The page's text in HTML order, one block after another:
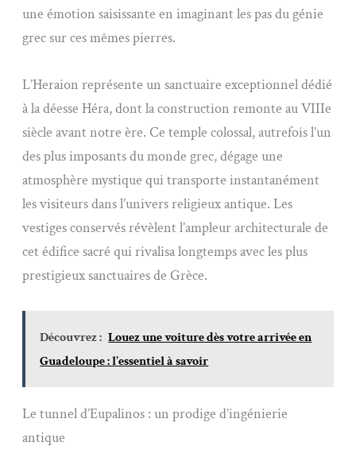
une émotion saisissante en imaginant les pas du génie
grec sur ces mêmes pierres.
L’Heraion représente un sanctuaire exceptionnel dédié
à la déesse Héra, dont la construction remonte au VIIIe
siècle avant notre ère. Ce temple colossal, autrefois l’un
des plus imposants du monde grec, dégage une
atmosphère mystique qui transporte instantanément
les visiteurs dans l’univers religieux antique. Les
vestiges conservés révèlent l’ampleur architecturale de
cet édifice sacré qui rivalisa longtemps avec les plus
prestigieux sanctuaires de Grèce.
Découvrez : Louez une voiture dès votre arrivée en
Guadeloupe : l'essentiel à savoir
Le tunnel d’Eupalinos : un prodige d’ingénierie
antique